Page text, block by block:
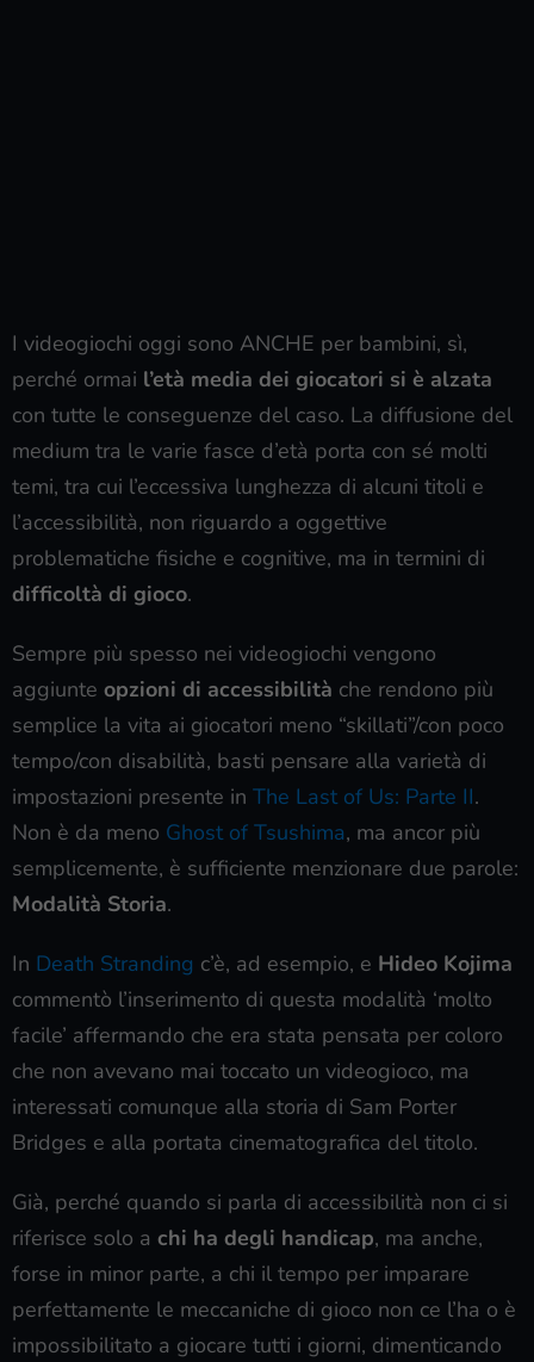
I videogiochi oggi sono ANCHE per bambini, sì,
perché ormai l’età media dei giocatori si è alzata
con tutte le conseguenze del caso. La diffusione del
medium tra le varie fasce d’età porta con sé molti
temi, tra cui l’eccessiva lunghezza di alcuni titoli e
l’accessibilità, non riguardo a oggettive
problematiche fisiche e cognitive, ma in termini di
difficoltà di gioco.
Sempre più spesso nei videogiochi vengono
aggiunte opzioni di accessibilità che rendono più
semplice la vita ai giocatori meno “skillati”/con poco
tempo/con disabilità, basti pensare alla varietà di
impostazioni presente in The Last of Us: Parte II.
Non è da meno Ghost of Tsushima, ma ancor più
semplicemente, è sufficiente menzionare due parole:
Modalità Storia.
In Death Stranding c’è, ad esempio, e Hideo Kojima
commentò l’inserimento di questa modalità ‘molto
facile’ affermando che era stata pensata per coloro
che non avevano mai toccato un videogioco, ma
interessati comunque alla storia di Sam Porter
Bridges e alla portata cinematografica del titolo.
Già, perché quando si parla di accessibilità non ci si
riferisce solo a chi ha degli handicap, ma anche,
forse in minor parte, a chi il tempo per imparare
perfettamente le meccaniche di gioco non ce l’ha o è
impossibilitato a giocare tutti i giorni, dimenticando